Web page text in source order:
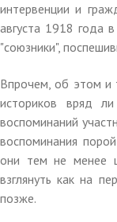
интервенции и
августа 1918 года
"союзники",
Впрочем, об этом и
историков вряд
воспоминаний
воспоминания
они тем не менее
взглянуть как на
позже.